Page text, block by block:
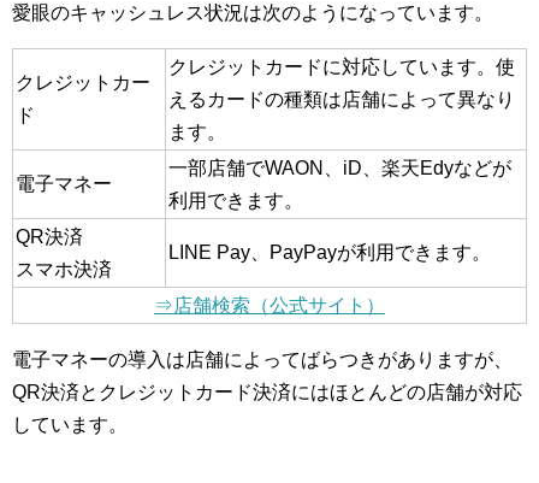
愛眼のキャッシュレス状況は次のようになっています。
クレジットカー
ド
クレジットカードに対応しています。使
えるカードの種類は店舗によって異なり
ます。
電子マネー
一部店舗でWAON、iD、楽天Edyなどが
利用できます。
QR決済
スマホ決済
LINE Pay、PayPayが利用できます。
⇒店舗検索（公式サイト）
電子マネーの導入は店舗によってばらつきがありますが、
QR決済とクレジットカード決済にはほとんどの店舗が対応
しています。